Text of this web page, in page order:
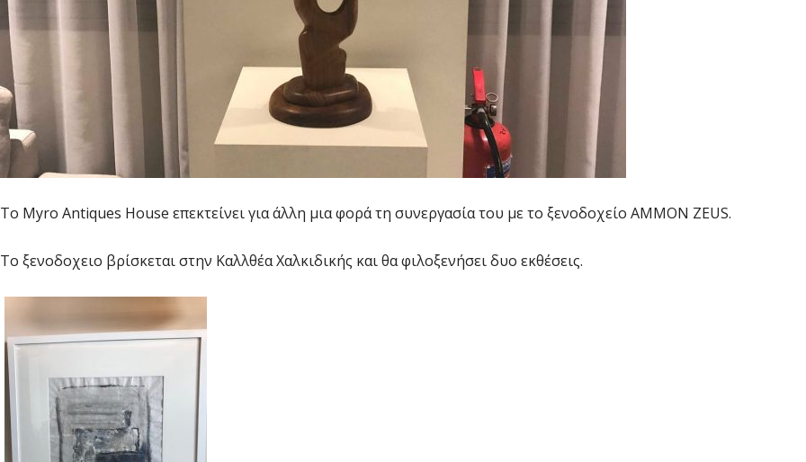
Το Myro Antiques House επεκτείνει για άλλη μια φορά τη συνεργασία του με το ξενοδοχείο AMMON ZEUS.
Το ξενοδοχειο βρίσκεται στην Καλλθέα Χαλκιδικής και θα φιλοξενήσει δυο εκθέσεις.